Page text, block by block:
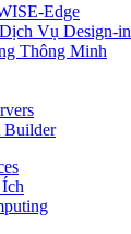
Edge
Vụ Design-in
Thông Minh
Builder